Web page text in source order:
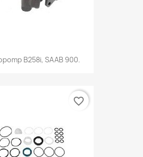
B258i, SAAB 900.
favorite_border